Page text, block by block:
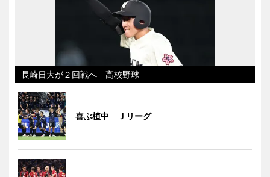
長崎日大が２回戦へ 高校野球
喜ぶ植中 Ｊリーグ